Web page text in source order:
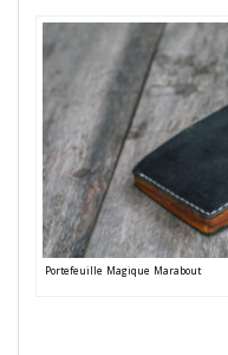
Portefeuille Magique Marabout